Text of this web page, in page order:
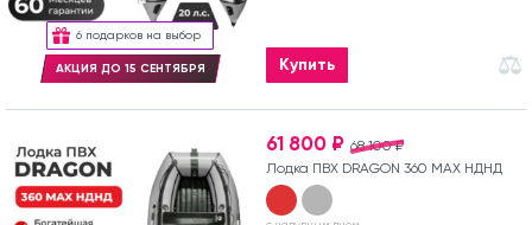
6 подарков на выбор
АКЦИЯ ДО 15 СЕНТЯБРЯ Купить
68 100 ₽
61 800 ₽
Лодка ПВХ DRAGON 360 MAX НДНД